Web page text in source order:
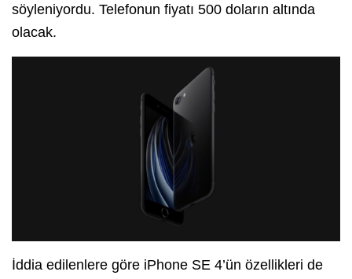
söyleniyordu. Telefonun fiyatı 500 doların altında
olacak.
İddia edilenlere göre iPhone SE 4’ün özellikleri de